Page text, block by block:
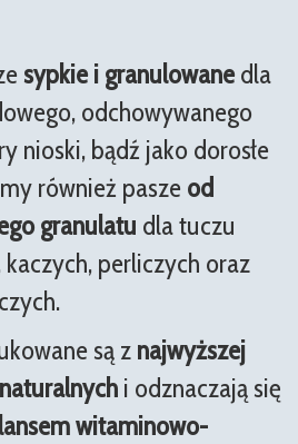
sypkie i granulowane dla
odchowywanego
nioski, bądź jako dorosłe
również pasze od
granulatu dla tuczu
perliczych oraz
są z najwyższej
i odznaczają się
witaminowo-